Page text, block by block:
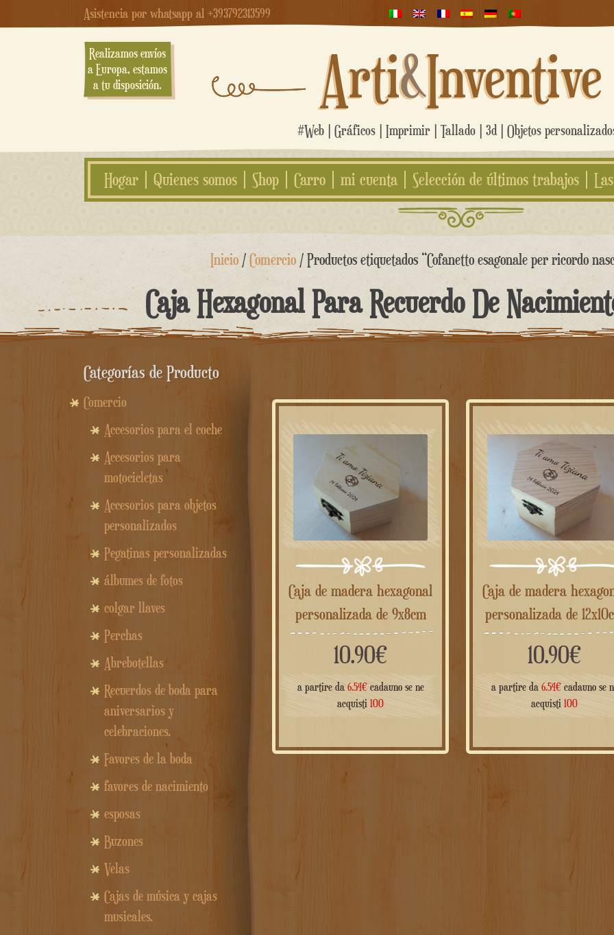
Asistencia por whatsapp al +393792313599
Realizamos envíos
a Europa, estamos
a tu disposición.
Arti&Inventive
#Web | Gráficos | Imprimir | Tallado | 3d | Objetos
Hogar Quienes somos Shop Carro mi cuenta Selección de últimos trabajos
saltar
contenido
Inicio/Comercio/ Productos etiquetados “Cofanetto esagonale per ricordo
Caja Hexagonal Para Recuerdo De
Caja de madera hexagonal
personalizada de 9x8cm
10.90€
a partire da 6.54€cadauno se ne
acquisti100
Caja de madera hexagonal
personalizada de
10.90€
a partire da 6.54€cadauno se
acquisti100
Categorías de Producto
Comercio
Accesorios para el coche
Accesorios para
motocicletas
Accesorios para objetos
personalizados
Pegatinas personalizadas
álbumes de fotos
colgar llaves
Perchas
Abrebotellas
Recuerdos de boda para
aniversarios y
celebraciones.
Favores de la boda
favores de nacimiento
esposas
Buzones
Velas
Cajas de música y cajas
musicales.